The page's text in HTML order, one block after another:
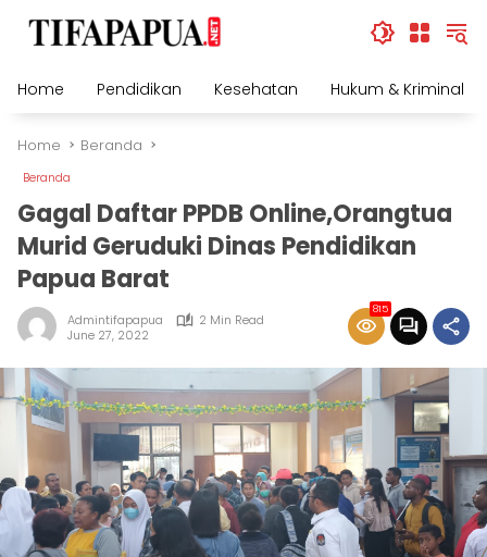
Home
Pendidikan Kesehatan Hukum & Kriminal
Home Beranda
Beranda
Gagal Daftar PPDB Online,Orangtua
Murid Geruduki Dinas Pendidikan
Papua Barat
Admintifapapua
2 Min Read
June 27, 2022
815